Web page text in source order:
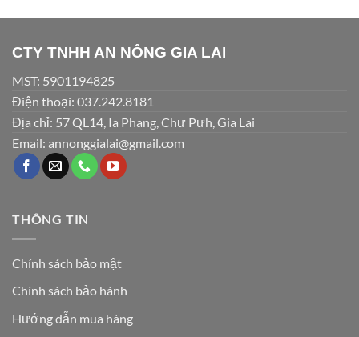
CTY TNHH AN NÔNG GIA LAI
MST: 5901194825
Điện thoại: 037.242.8181
Địa chỉ: 57 QL14, Ia Phang, Chư Pưh, Gia Lai
Email: annonggialai@gmail.com
THÔNG TIN
Chính sách bảo mật
Chính sách bảo hành
Hướng dẫn mua hàng